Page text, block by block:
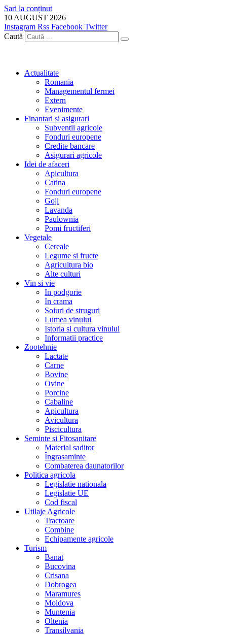
Sari la conținut
10 AUGUST 2026
Instagram Rss Facebook Twitter
Caută
Actualitate
Romania
Managementul fermei
Extern
Evenimente
Finantari si asigurari
Subventii agricole
Fonduri europene
Credite bancare
Asigurari agricole
Idei de afaceri
Apicultura
Catina
Fonduri europene
Goji
Lavanda
Paulownia
Pomi fructiferi
Vegetale
Cereale
Legume si fructe
Agricultura bio
Alte culturi
Vin si vie
In podgorie
In crama
Soiuri de struguri
Lumea vinului
Istoria si cultura vinului
Informatii practice
Zootehnie
Lactate
Carne
Bovine
Ovine
Porcine
Cabaline
Apicultura
Avicultura
Piscicultura
Seminte si Fitosanitare
Material saditor
Îngrasaminte
Combaterea daunatorilor
Politica agricola
Legislatie nationala
Legislatie UE
Cod fiscal
Utilaje Agricole
Tractoare
Combine
Echipamente agricole
Turism
Banat
Bucovina
Crisana
Dobrogea
Maramures
Moldova
Muntenia
Oltenia
Transilvania